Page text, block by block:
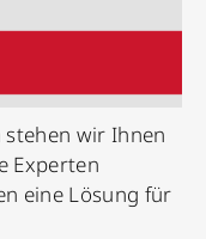
stehen wir Ihnen
Experten
eine Lösung für